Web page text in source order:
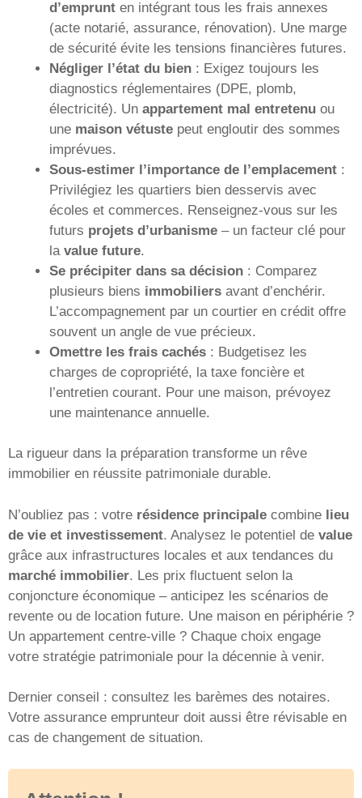
d’emprunt en intégrant tous les frais annexes
(acte notarié, assurance, rénovation). Une marge
de sécurité évite les tensions financières futures.
Négliger l’état du bien : Exigez toujours les
diagnostics réglementaires (DPE, plomb,
électricité). Un appartement mal entretenu ou
une maison vétuste peut engloutir des sommes
imprévues.
Sous-estimer l’importance de l’emplacement :
Privilégiez les quartiers bien desservis avec
écoles et commerces. Renseignez-vous sur les
futurs projets d’urbanisme – un facteur clé pour
la value future.
Se précipiter dans sa décision : Comparez
plusieurs biens immobiliers avant d’enchérir.
L’accompagnement par un courtier en crédit offre
souvent un angle de vue précieux.
Omettre les frais cachés : Budgetisez les
charges de copropriété, la taxe foncière et
l’entretien courant. Pour une maison, prévoyez
une maintenance annuelle.
La rigueur dans la préparation transforme un rêve
immobilier en réussite patrimoniale durable.
N’oubliez pas : votre résidence principale combine lieu
de vie et investissement. Analysez le potentiel de value
grâce aux infrastructures locales et aux tendances du
marché immobilier. Les prix fluctuent selon la
conjoncture économique – anticipez les scénarios de
revente ou de location future. Une maison en périphérie ?
Un appartement centre-ville ? Chaque choix engage
votre stratégie patrimoniale pour la décennie à venir.
Dernier conseil : consultez les barèmes des notaires.
Votre assurance emprunteur doit aussi être révisable en
cas de changement de situation.